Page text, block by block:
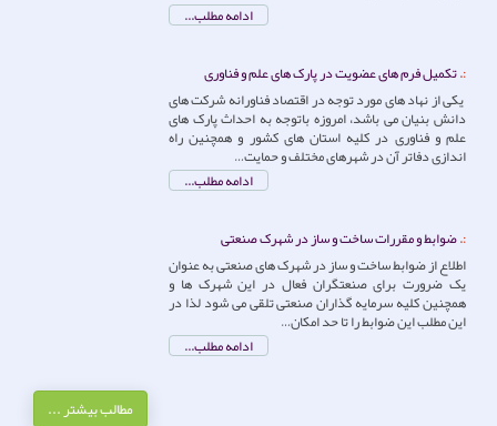
ادامه مطلب...
تکمیل فرم های عضویت در پارک های علم و فناوری
یکی از نهاد های مورد توجه در اقتصاد فناورانه شرکت های
دانش بنیان می باشد، امروزه باتوجه به احداث پارک های
علم و فناوری در کلیه استان های کشور و همچنین راه
اندازی دفاتر آن در شهرهای مختلف و حمایت…
ادامه مطلب...
ضوابط و مقررات ساخت و ساز در شهرک صنعتی
اطلاع از ضوابط ساخت و ساز در شهرک های صنعتی به عنوان
یک ضرورت برای صنعتگران فعال در این شهرک ها و
همچنین کلیه سرمایه گذاران صنعتی تلقی می شود لذا در
این مطلب این ضوابط را تا حد امکان…
ادامه مطلب...
مطالب بیشتر ...